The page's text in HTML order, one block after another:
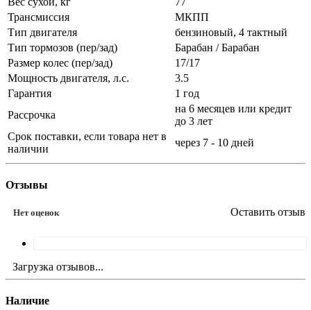
Трансмиссия
МКПП
Тип двигателя
бензиновый, 4 тактный
Тип тормозов (пер/зад)
Барабан / Барабан
Размер колес (пер/зад)
17/17
Мощность двигателя, л.с.
3.5
Гарантия
1 год
Рассрочка
на 6 месяцев или кредит
до 3 лет
Срок поставки, если товара нет в
наличии
через 7 - 10 дней
Отзывы
Нет оценок Оставить отзыв
Загрузка отзывов...
Наличие